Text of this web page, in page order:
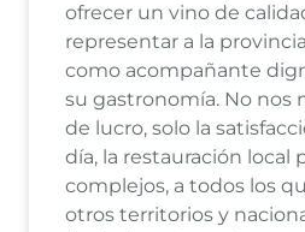
ofrecer un vino de
representar a la
como acompañante
su gastronomía. No nos
de lucro, solo la
día, la restauración local
complejos, a todos los
otros territorios y